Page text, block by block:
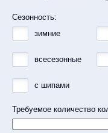
Сезонность:
зимние
всесезонные
с шипами
Требуемое количество